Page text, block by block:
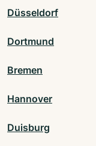
Düsseldorf
Dortmund
Bremen
Hannover
Duisburg